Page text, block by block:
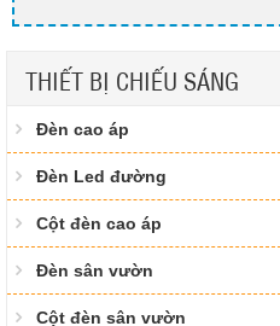
THIẾT BỊ CHIẾU SÁNG
Đèn cao áp
Đèn Led đường
Cột đèn cao áp
Đèn sân vườn
Cột đèn sân vườn